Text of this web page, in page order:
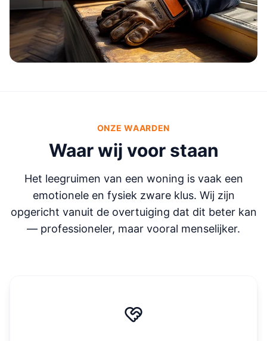
ONZE WAARDEN
Waar wij voor staan
Het leegruimen van een woning is vaak een
emotionele en fysiek zware klus. Wij zijn
opgericht vanuit de overtuiging dat dit beter kan
— professioneler, maar vooral menselijker.